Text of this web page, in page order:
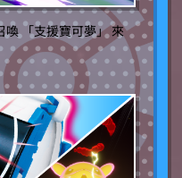
喚 「支援寶可夢」 來